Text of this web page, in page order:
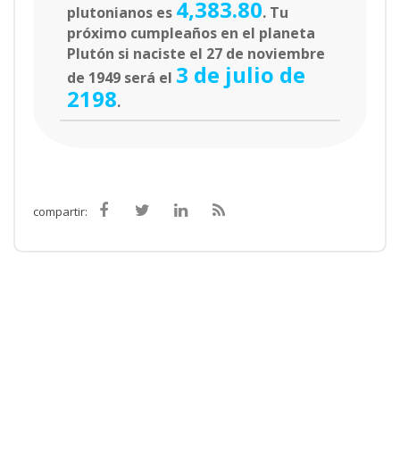
plutonianos es 4,383.80. Tu
próximo cumpleaños en el planeta
Plutón si naciste el 27 de noviembre
de 1949 será el 3 de julio de
2198.
compartir: